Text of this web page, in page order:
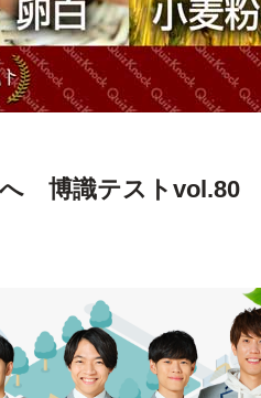
へ 博識テストvol.80